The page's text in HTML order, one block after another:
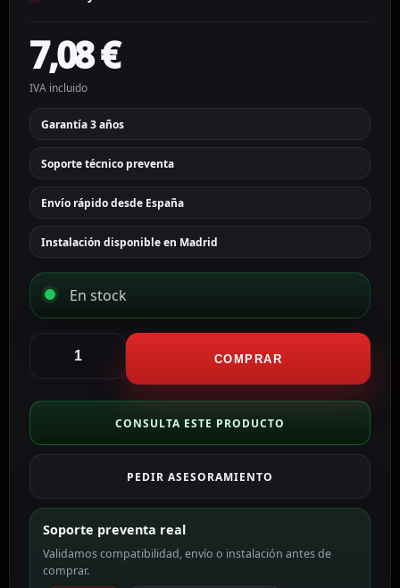
7,08€
IVA incluido
Garantía 3 años
Soporte técnico preventa
Envío rápido desde España
Instalación disponible en Madrid
En stock
Soporte
teclado
color
blanco
BRACKETKP-
W
cantidad
COMPRAR
CONSULTA ESTE PRODUCTO
PEDIR ASESORAMIENTO
Soporte preventa real
Validamos compatibilidad, envío o instalación antes de
comprar.